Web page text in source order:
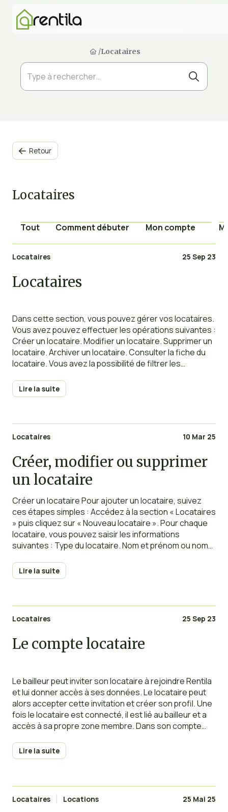
/Locataires
 Retour
Locataires
Tout Comment débuter Mon compte
Locataires 25 Sep 23
Locataires
Dans cette section, vous pouvez gérer vos locataires.
Vous avez pouvez effectuer les opérations suivantes :
Créer un locataire. Modifier un locataire. Supprimer un
locataire. Archiver un locataire. Consulter la fiche du
locataire. Vous avez la possibilité de filtrer les
(propriétaire, bien). Vous avez la possibilité d’exporter
vos enregistrements via
Lire la suite
Locataires 10 Mar 25
Créer, modifier ou supprimer
un locataire
Créer un locataire Pour ajouter un locataire, suivez
ces étapes simples : Accédez à la section « Locataires
» puis cliquez sur « Nouveau locataire ». Pour chaque
locataire, vous pouvez saisir les informations
suivantes : Type du locataire. Nom et prénom ou nom
votre locataire).
Lire la suite
Locataires 25 Sep 23
Le compte locataire
Le bailleur peut inviter son locataire à rejoindre Rentila
et lui donner accès à ses données. Le locataire peut
alors accepter cette invitation et créer son profil. Une
fois le locataire est connecté, il est lié au bailleur et a
accès à sa propre zone membre. Dans son compte
Lire la suite
Locataires Locations 25 Mai 25